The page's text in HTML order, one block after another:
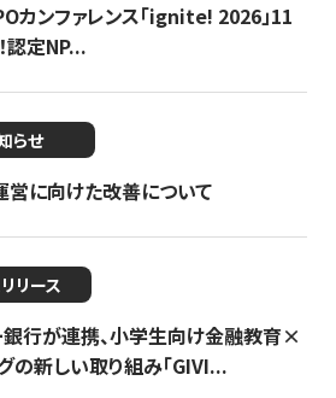
カンファレンス「ignite! 2026」11
認定NP...
らせ
営に向けた改善について
リース
銀行が連携、小学生向け金融教育×
の新しい取り組み「GIVI...